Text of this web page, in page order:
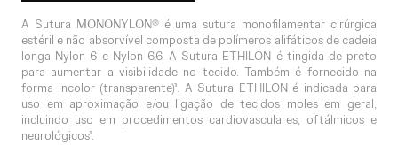
A Sutura MONONYLON® é uma sutura monofilamentar cirúrgica
estéril e não absorvível composta de polímeros alifáticos de cadeia
longa Nylon 6 e Nylon 6,6. A Sutura ETHILON é tingida de preto
para aumentar a visibilidade no tecido. Também é fornecido na
forma incolor (transparente)¹. A Sutura ETHILON é indicada para
uso em aproximação e/ou ligação de tecidos moles em geral,
incluindo uso em procedimentos cardiovasculares, oftálmicos e
neurológicos¹.